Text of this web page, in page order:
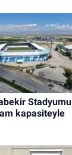
Stadyumu
kapasiteyle